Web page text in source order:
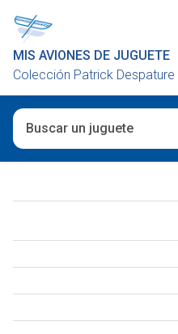
MIS AVIONES DE JUGUETE
Colección Patrick Despature